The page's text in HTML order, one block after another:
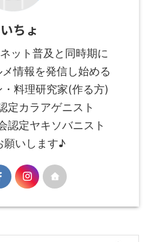
ちょ
ット普及と同時期に
情報を発信し始める
料理研究家(作る方)
定カラアゲニスト
認定ヤキソバニスト
願いします♪